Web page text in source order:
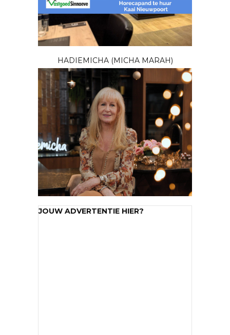
HADIEMICHA (MICHA MARAH)
JOUW ADVERTENTIE HIER?